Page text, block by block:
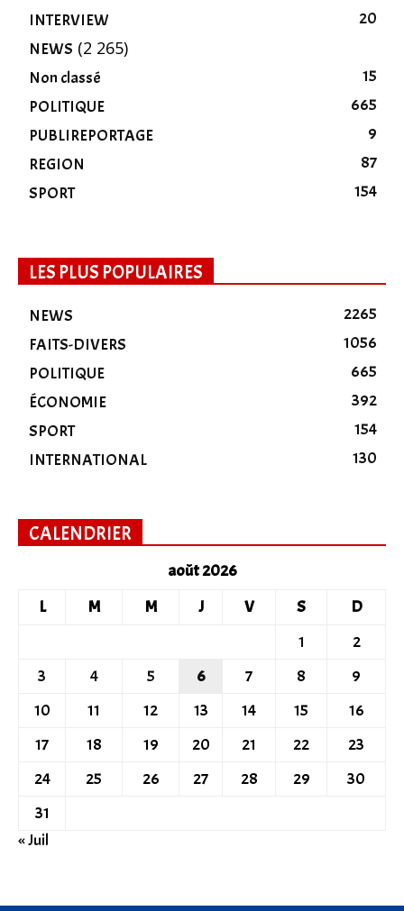
INTERVIEW
20
NEWS (2 265)
Non classé
15
POLITIQUE
665
PUBLIREPORTAGE
9
REGION
87
SPORT
154
LES PLUS POPULAIRES
NEWS
2265
FAITS-DIVERS
1056
POLITIQUE
665
ÉCONOMIE
392
SPORT
154
INTERNATIONAL
130
CALENDRIER
août 2026
L
M M J V S
D
1
2
3
4 5 6 7 8
9
10
11 12 13 14 15
16
17
18 19 20 21 22
23
24
25 26 27 28 29
30
31
« Juil